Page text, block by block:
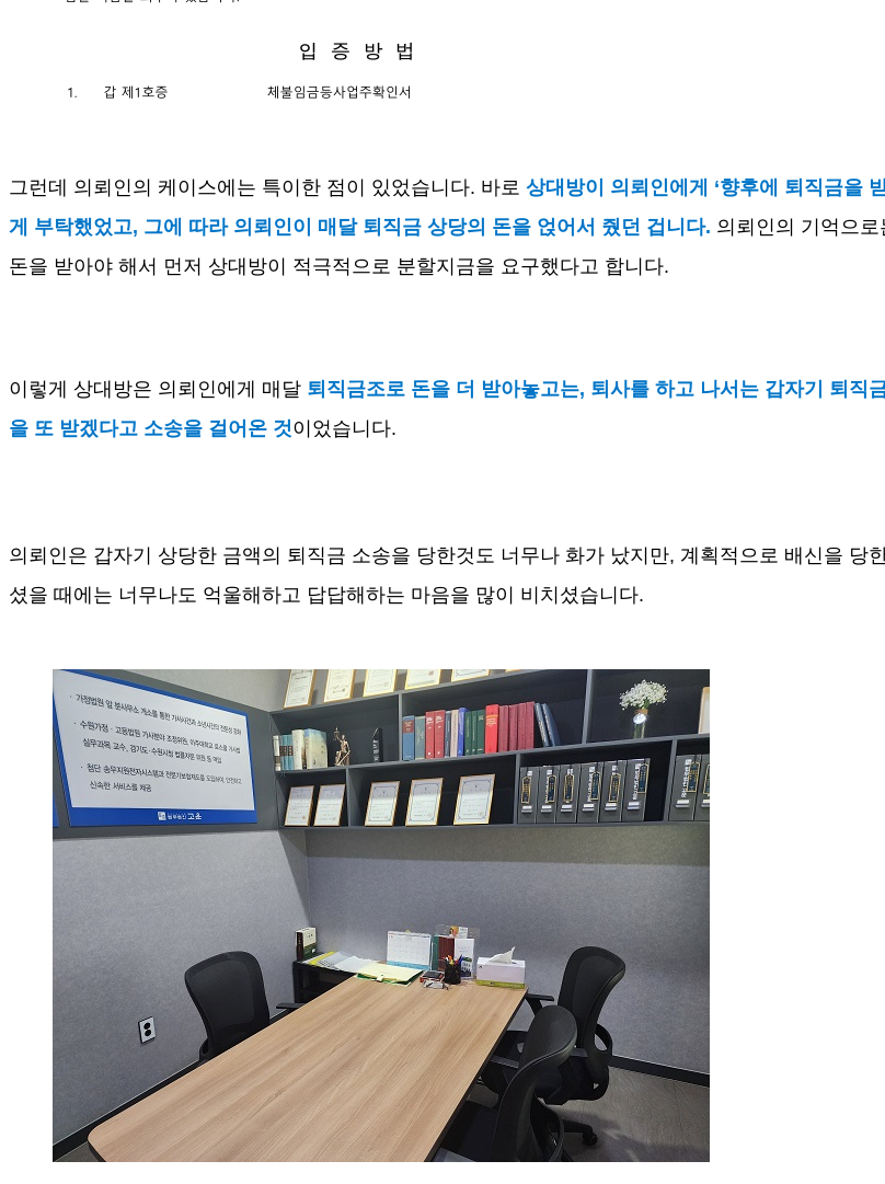
그런데 의뢰인의 케이스에는 특이한 점이 있었습니다. 바로 상대방이 의뢰인에게 ‘향후에 퇴직금을
게 부탁했었고, 그에 따라 의뢰인이 매달 퇴직금 상당의 돈을 얹어서 줬던 겁니다. 의뢰인의 기억으로
돈을 받아야 해서 먼저 상대방이 적극적으로 분할지금을 요구했다고 합니다.
이렇게 상대방은 의뢰인에게 매달 퇴직금조로 돈을 더 받아놓고는, 퇴사를 하고 나서는 갑자기 퇴직
을 또 받겠다고 소송을 걸어온 것이었습니다.
의뢰인은 갑자기 상당한 금액의 퇴직금 소송을 당한것도 너무나 화가 났지만, 계획적으로 배신을 당
셨을 때에는 너무나도 억울해하고 답답해하는 마음을 많이 비치셨습니다.